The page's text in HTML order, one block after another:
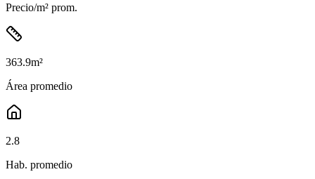
Precio/m² prom.
363.9m²
Área promedio
2.8
Hab. promedio